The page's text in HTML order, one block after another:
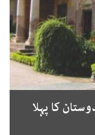
کا پہلا